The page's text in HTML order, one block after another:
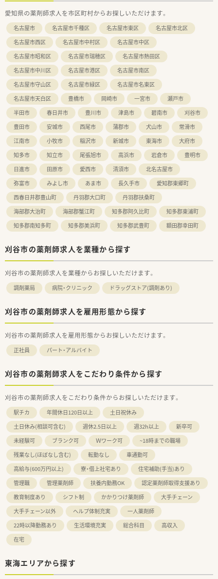
■ 調剤未経験の方やブランクのある方も大歓迎。万全の教育体
制で、あなたの薬剤師としての再スタートやスキルアップを支え
ます。
＼ こんな方におススメです ／
■ 仕事とプライベートを両立させ、長期休暇を利用して海外旅
行や趣味の時間を満喫したい方。
■ 子育てサポートが手厚い環境で、将来のライフプランを見据
えながら安心して長くキャリアを築きたい方。
■ 調剤の専門知識に加え、セルフメディケーションを支える
OTCのカウンセリングスキルも高めたい方。
■ 慌ただしい環境ではなく、患者様とのコミュニケーションを
大切にしながら、かかりつけ薬剤師としての役割を果たしたい
方。
■ 大手企業の安定した基盤と充実した教育制度のもとで、着実
に知識と経験を積み重ね、プロフェッショナルとして成長したい
方。
愛知県の薬剤師求人を市区町村からお探しいただけます。
名古屋市 名古屋市千種区 名古屋市東区
名古屋市北区
名古屋市西区
名古屋市中村区
名古屋市中区
名古屋市昭和区
名古屋市瑞穂区
名古屋市熱田区
名古屋市中川区
名古屋市港区
名古屋市南区
名古屋市守山区
名古屋市緑区
名古屋市名東区
名古屋市天白区
豊橋市 岡崎市 一宮市
瀬戸市
半田市
春日井市 豊川市 津島市 碧南市
刈谷市
豊田市
安城市 西尾市 蒲郡市 犬山市
常滑市
江南市
小牧市 稲沢市 新城市 東海市
大府市
知多市
知立市 尾張旭市 高浜市 岩倉市
豊明市
日進市
田原市 愛西市 清須市
北名古屋市
弥富市
みよし市 あま市 長久手市
愛知郡東郷町
西春日井郡豊山町
丹羽郡大口町
丹羽郡扶桑町
海部郡大治町
海部郡蟹江町 知多郡阿久比町
知多郡東浦町
知多郡南知多町
知多郡美浜町 知多郡武豊町 額田郡幸田町
刈谷市の薬剤師求人を業種から探す
刈谷市の薬剤師求人を業種からお探しいただけます。
調剤薬局 病院・クリニック ドラッグストア(調剤あり)
刈谷市の薬剤師求人を雇用形態から探す
刈谷市の薬剤師求人を雇用形態からお探しいただけます。
正社員 パート・アルバイト
刈谷市の薬剤師求人をこだわり条件から探す
刈谷市の薬剤師求人をこだわり条件からお探しいただけます。
駅チカ 年間休日120日以上
土日祝休み
土日休み(相談可含む)
週休2.5日以上 週32h以上
新卒可
未経験可
ブランク可 Ｗワーク可
~18時までの職場
残業なし(ほぼなし含む)
転勤なし
車通勤可
高給与(600万円以上)
寮・借上社宅あり
住宅補助(手当)あり
管理職
管理薬剤師 扶養内勤務OK
認定薬剤師取得支援あり
教育制度あり
シフト制 かかりつけ薬剤師
大手チェーン
大手チェーン以外
ヘルプ体制充実
一人薬剤師
22時以降勤務あり
生活環境充実 総合科目
高収入
在宅
東海エリアから探す